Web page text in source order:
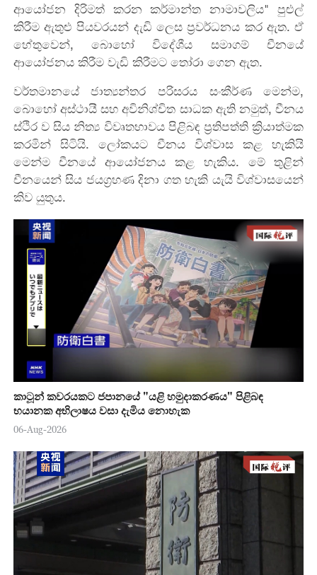
ආයෝජන දිරිමත් කරන කර්මාන්ත නාමාවලිය" පුළුල්
කිරීම ඇතුළු පියවරයන් දැඩි ලෙස ප්‍රවර්ධනය කර ඇත. ඒ
හේතුවෙන්, බොහෝ විදේශීය සමාගම් චීනයේ
ආයෝජනය කිරීම වැඩි කිරීමට තෝරා ගෙන ඇත.
වර්තමානයේ ජාත්‍යන්තර පරිසරය සංකීර්ණ මෙන්ම,
බොහෝ අස්ථායී සහ අවිනිශ්චිත සාධක ඇති නමුත්, චීනය
ස්ථිර ව සිය නිත්‍ය විවෘතභාවය පිළිබඳ ප්‍රතිපත්ති ක්‍රියාත්මක
කරමින් සිටියි. ලෝකයට චීනය විශ්වාස කළ හැකියි
මෙන්ම චීනයේ ආයෝජනය කළ හැකිය. මේ තුළින්
චීනයෙන් සිය ජයග්‍රහණ දිනා ගත හැකි යැයි විශ්වාසයෙන්
කිව යුතුය.
කාටූන් කවරයකට ජපානයේ "යළි හමුදාකරණය" පිළිබඳ
භයානක අභිලාෂය වසා දැමිය නොහැක
06-Aug-2026